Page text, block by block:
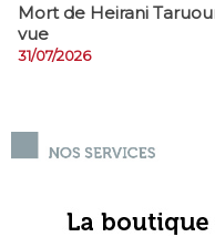
Mort de Heirani
vue
31/07/2026